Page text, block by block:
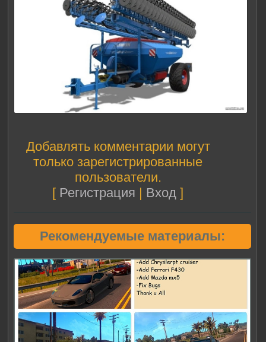
Добавлять комментарии могут
только зарегистрированные
пользователи.
[ Регистрация | Вход ]
Рекомендуемые материалы: